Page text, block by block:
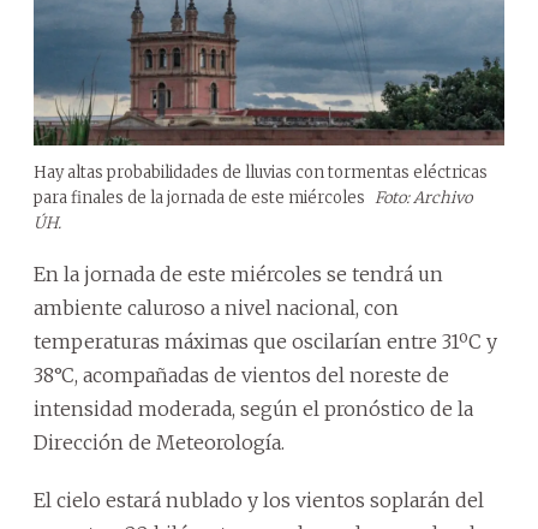
Hay altas probabilidades de lluvias con tormentas eléctricas
para finales de la jornada de este miércoles Foto: Archivo
ÚH.
En la jornada de este miércoles se tendrá un
ambiente caluroso a nivel nacional, con
temperaturas máximas que oscilarían entre 31ºC y
38°C, acompañadas de vientos del noreste de
intensidad moderada, según el pronóstico de la
Dirección de Meteorología.
El cielo estará nublado y los vientos soplarán del